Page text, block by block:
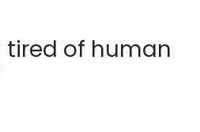
tired of human